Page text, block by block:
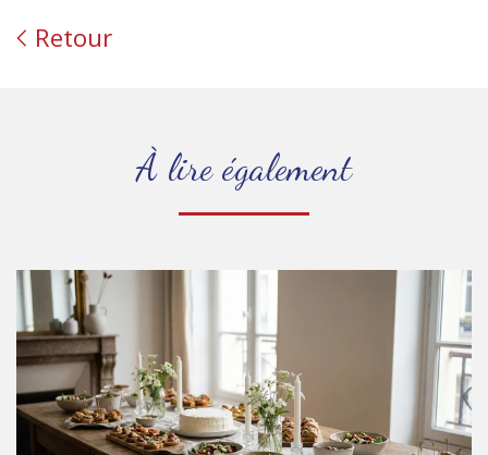
Retour
À lire également